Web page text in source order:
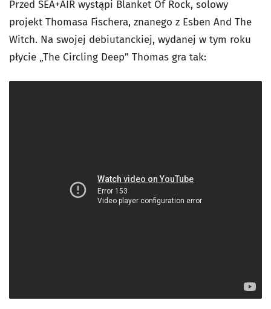
Przed SEA+AIR wystąpi Blanket Of Rock, solowy
projekt Thomasa Fischera, znanego z Esben And The
Witch. Na swojej debiutanckiej, wydanej w tym roku
płycie „The Circling Deep” Thomas gra tak: